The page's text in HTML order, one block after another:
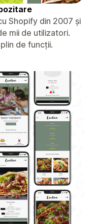
Shopify din 2007 și
mii de utilizatori.
de funcții.